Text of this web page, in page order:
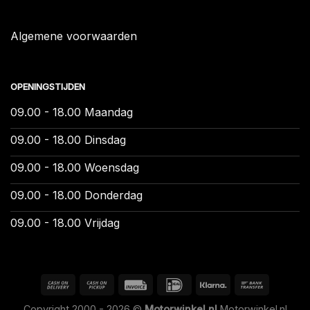
Algemene voorwaarden
OPENINGSTIJDEN
09.00 - 18.00 Maandag
09.00 - 18.00 Dinsdag
09.00 - 18.00 Woensdag
09.00 - 18.00 Donderdag
09.00 - 18.00 Vrijdag